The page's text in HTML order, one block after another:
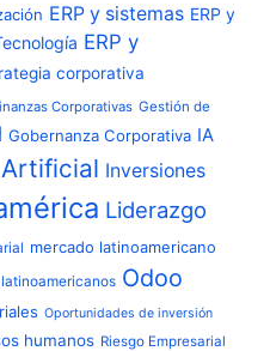
ERP y sistemas ERP y
ERP y
corporativa
Corporativas Gestión de
Gobernanza Corporativa IA
Inversiones
Liderazgo
mercado latinoamericano
Odoo
Oportunidades de inversión
humanos Riesgo Empresarial